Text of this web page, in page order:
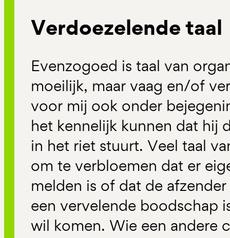
Verdoezelende taal
Evenzogoed is taal van
moeilijk, maar vaag en/of
voor mij ook onder
het kennelijk kunnen dat hij
in het riet stuurt. Veel taal
om te verbloemen dat er
melden is of dat de
een vervelende boodschap
wil komen. Wie een andere